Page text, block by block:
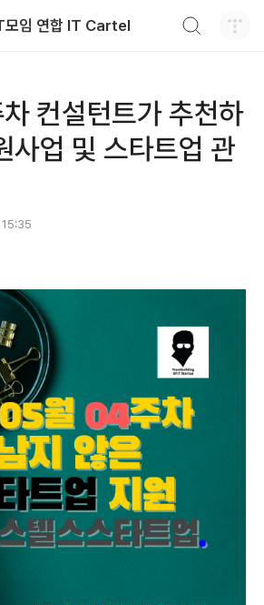
모임 연합 IT Cartel
컨설턴트가 추천하
사업 및 스타트업 관